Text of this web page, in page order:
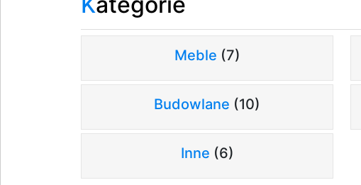
Meble (7)
Budowlane (10)
Inne (6)